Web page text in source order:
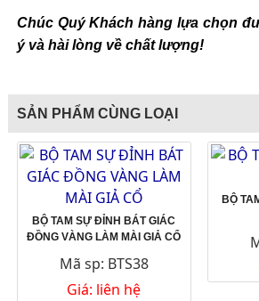
Chúc Quý Khách hàng lựa chọn
ý và hài lòng về chất lượng!
SẢN PHẨM CÙNG LOẠI
BỘ TAM SỰ ĐỈNH BÁT GIÁC
ĐỒNG VÀNG LÀM MÀI GIẢ CỔ
Mã sp: BTS38
Giá: liên hệ
BỘ